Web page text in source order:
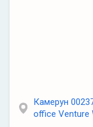
Камерун
office Venture